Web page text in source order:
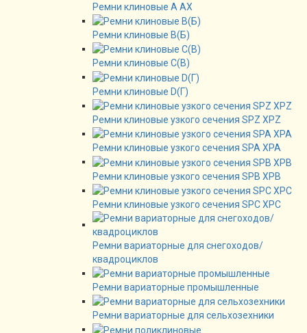
Ремни клиновые А AX
Ремни клиновые В(Б)
Ремни клиновые C(B)
Ремни клиновые D(Г)
Ремни клиновые узкого сечения SPZ XPZ
Ремни клиновые узкого сечения SPA XPA
Ремни клиновые узкого сечения SPB XPB
Ремни клиновые узкого сечения SPC XPC
Ремни вариаторные для снегоходов/
квадроциклов
Ремни вариаторные промышленные
Ремни вариаторные для сельхозехники